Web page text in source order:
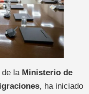
la Ministerio de
, ha iniciado